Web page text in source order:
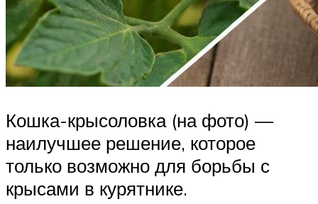
Кошка-крысоловка (на фото) —
наилучшее решение, которое
только возможно для борьбы с
крысами в курятнике.